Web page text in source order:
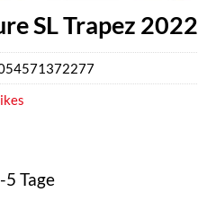
SL Trapez 2022
Tage